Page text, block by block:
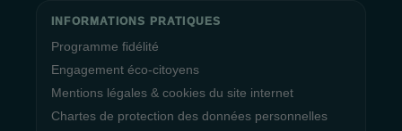
INFORMATIONS PRATIQUES
Programme fidélité
Engagement éco-citoyens
Mentions légales & cookies du site internet
Chartes de protection des données personnelles